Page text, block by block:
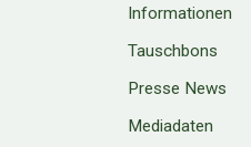
Informationen
Tauschbons
Presse News
Mediadaten